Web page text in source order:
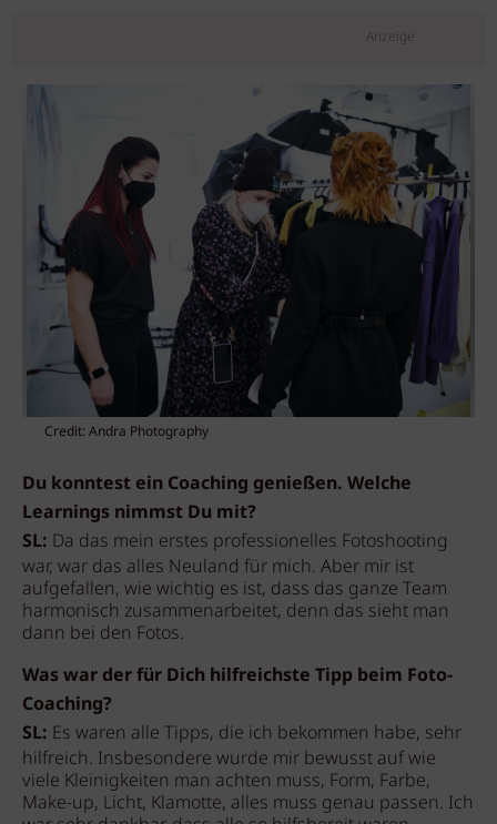
Anzeige
Credit: Andra Photography
Du konntest ein Coaching genießen. Welche
Learnings nimmst Du mit?
SL: Da das mein erstes professionelles Fotoshooting
war, war das alles Neuland für mich. Aber mir ist
aufgefallen, wie wichtig es ist, dass das ganze Team
harmonisch zusammenarbeitet, denn das sieht man
dann bei den Fotos.
Was war der für Dich hilfreichste Tipp beim Foto-
Coaching?
SL: Es waren alle Tipps, die ich bekommen habe, sehr
hilfreich. Insbesondere wurde mir bewusst auf wie
viele Kleinigkeiten man achten muss, Form, Farbe,
Make-up, Licht, Klamotte, alles muss genau passen. Ich